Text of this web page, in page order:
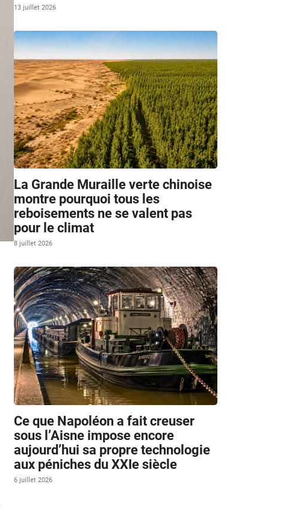
13 juillet 2026
La Grande Muraille verte chinoise
montre pourquoi tous les
reboisements ne se valent pas
pour le climat
8 juillet 2026
Ce que Napoléon a fait creuser
sous l’Aisne impose encore
aujourd’hui sa propre technologie
aux péniches du XXIe siècle
6 juillet 2026